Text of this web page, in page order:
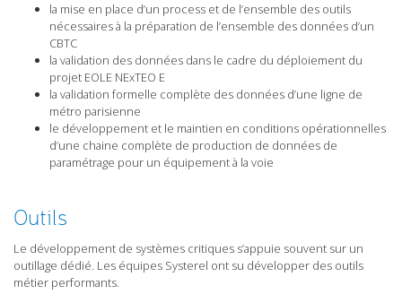
la mise en place d’un process et de l’ensemble des outils
nécessaires à la préparation de l’ensemble des données d’un
CBTC
la validation des données dans le cadre du déploiement du
projet EOLE NExTEO E
la validation formelle complète des données d’une ligne de
métro parisienne
le développement et le maintien en conditions opérationnelles
d’une chaine complète de production de données de
paramétrage pour un équipement à la voie
Outils
Le développement de systèmes critiques s’appuie souvent sur un
outillage dédié. Les équipes Systerel ont su développer des outils
métier performants.